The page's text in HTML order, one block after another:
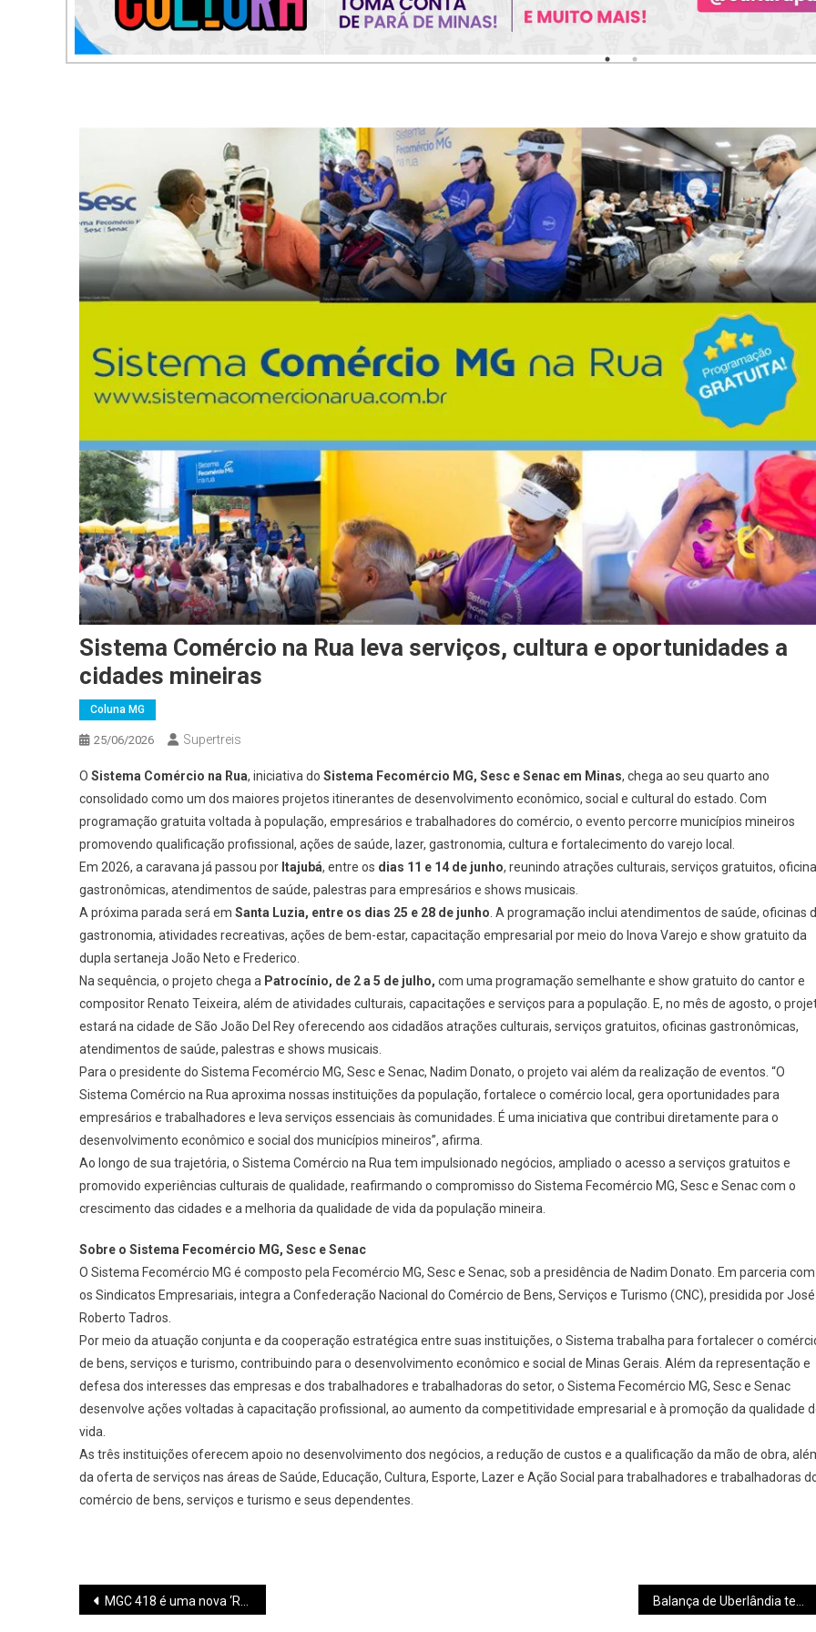
Sistema Comércio na Rua leva serviços, cultura e oportunidades a
cidades mineiras
Coluna MG
25/06/2026 Supertreis
O Sistema Comércio na Rua, iniciativa do Sistema Fecomércio MG, Sesc e Senac em Minas, chega ao seu quarto ano
consolidado como um dos maiores projetos itinerantes de desenvolvimento econômico, social e cultural do estado. Com
programação gratuita voltada à população, empresários e trabalhadores do comércio, o evento percorre municípios mineiros
promovendo qualificação profissional, ações de saúde, lazer, gastronomia, cultura e fortalecimento do varejo local.
Em 2026, a caravana já passou por Itajubá, entre os dias 11 e 14 de junho, reunindo atrações culturais, serviços gratuitos,
gastronômicas, atendimentos de saúde, palestras para empresários e shows musicais.
A próxima parada será em Santa Luzia, entre os dias 25 e 28 de junho. A programação inclui atendimentos de saúde, oficinas
gastronomia, atividades recreativas, ações de bem-estar, capacitação empresarial por meio do Inova Varejo e show gratuito da
dupla sertaneja João Neto e Frederico.
Na sequência, o projeto chega a Patrocínio, de 2 a 5 de julho, com uma programação semelhante e show gratuito do cantor e
compositor Renato Teixeira, além de atividades culturais, capacitações e serviços para a população. E, no mês de agosto, o
estará na cidade de São João Del Rey oferecendo aos cidadãos atrações culturais, serviços gratuitos, oficinas gastronômicas,
atendimentos de saúde, palestras e shows musicais.
Para o presidente do Sistema Fecomércio MG, Sesc e Senac, Nadim Donato, o projeto vai além da realização de eventos. “O
Sistema Comércio na Rua aproxima nossas instituições da população, fortalece o comércio local, gera oportunidades para
empresários e trabalhadores e leva serviços essenciais às comunidades. É uma iniciativa que contribui diretamente para o
desenvolvimento econômico e social dos municípios mineiros”, afirma.
Ao longo de sua trajetória, o Sistema Comércio na Rua tem impulsionado negócios, ampliado o acesso a serviços gratuitos e
promovido experiências culturais de qualidade, reafirmando o compromisso do Sistema Fecomércio MG, Sesc e Senac com o
crescimento das cidades e a melhoria da qualidade de vida da população mineira.
Sobre o Sistema Fecomércio MG, Sesc e Senac
O Sistema Fecomércio MG é composto pela Fecomércio MG, Sesc e Senac, sob a presidência de Nadim Donato. Em parceria com
os Sindicatos Empresariais, integra a Confederação Nacional do Comércio de Bens, Serviços e Turismo (CNC), presidida por José
Roberto Tadros.
Por meio da atuação conjunta e da cooperação estratégica entre suas instituições, o Sistema trabalha para fortalecer o
de bens, serviços e turismo, contribuindo para o desenvolvimento econômico e social de Minas Gerais. Além da representação e
defesa dos interesses das empresas e dos trabalhadores e trabalhadoras do setor, o Sistema Fecomércio MG, Sesc e Senac
desenvolve ações voltadas à capacitação profissional, ao aumento da competitividade empresarial e à promoção da qualidade
vida.
As três instituições oferecem apoio no desenvolvimento dos negócios, a redução de custos e a qualificação da mão de obra,
da oferta de serviços nas áreas de Saúde, Educação, Cultura, Esporte, Lazer e Ação Social para trabalhadores e trabalhadoras
comércio de bens, serviços e turismo e seus dependentes.
Navegação
MGC 418 é uma nova ‘Rodovia da Morte’ Balança de Uberlândia tem recorde histórico